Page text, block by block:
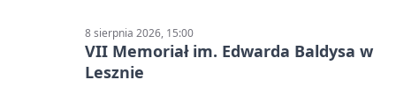
8 sierpnia 2026, 15:00
VII Memoriał im. Edwarda Baldysa w
Lesznie